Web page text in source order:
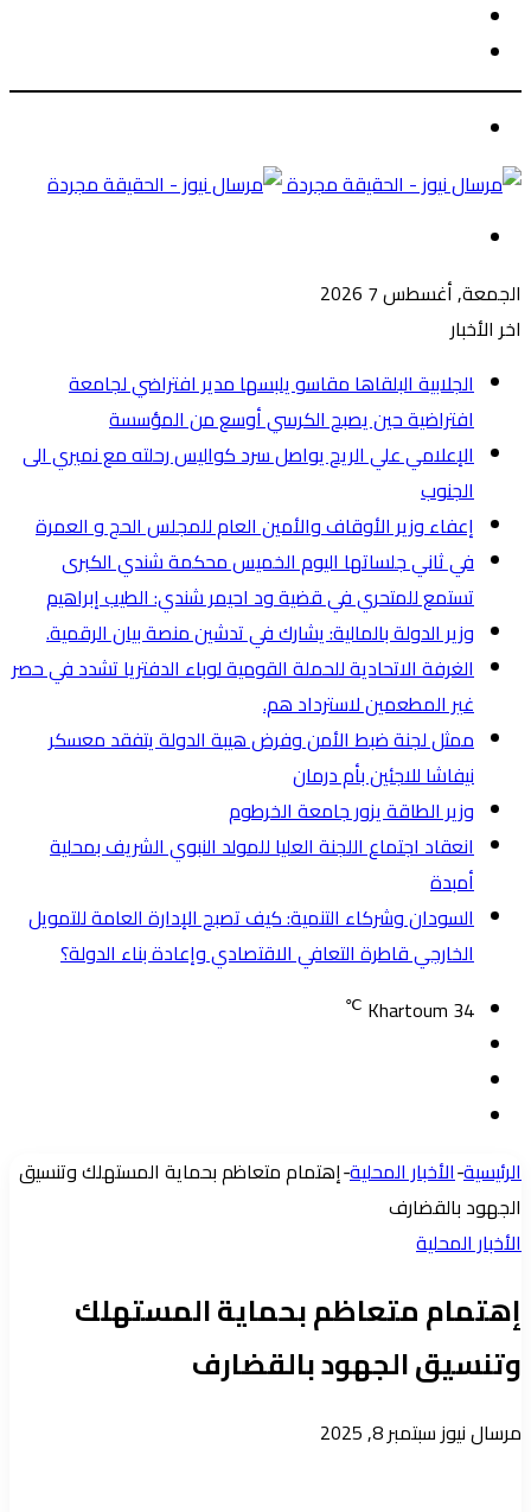
عن
الجمعة, أغسطس 7 2026
اخر الأخبار
الجلابية البلقاها مقاسو يلبسها ​مدير افتراضي لجامعة
افتراضية حين يصبح الكرسي أوسع من المؤسسة
الإعلامي علي الريح يواصل سرد كواليس رحلته مع نميري الى
الجنوب
إعفاء وزير الأوقاف والأمين العام للمجلس الحج و العمرة
في ثاني جلساتها اليوم الخميس محكمة شندي الكبرى
تستمع للمتحري في قضية ود احيمر شندي: الطيب إبراهيم
وزير الدولة بالمالية: يشارك في تدشين منصة بيان الرقمية.
الغرفة الاتحادية للحملة القومية لوباء الدفتريا تشدد في حصر
غير المطعمين لاسترداد هم.
ممثل لجنة ضبط الأمن وفرض هيبة الدولة يتفقد معسكر
نيفاشا للاجئين بأم درمان
وزير الطاقة يزور جامعة الخرطوم
انعقاد اجتماع اللجنة العليا للمولد النبوي الشريف بمحلية
أمبدة
السودان وشركاء التنمية: كيف تصبح الإدارة العامة للتمويل
الخارجي قاطرة التعافي الاقتصادي وإعادة بناء الدولة؟
Khartoum 34
℃
جانبيالرئيسية-الأخبار المحلية-إهتمام متعاظم بحماية المستهلك وتنسيق
الجهود بالقضارف
الأخبار المحلية
إهتمام متعاظم بحماية المستهلك
وتنسيق الجهود بالقضارف
مرسال نيوزأرسل
سبتمبر 8, 2025